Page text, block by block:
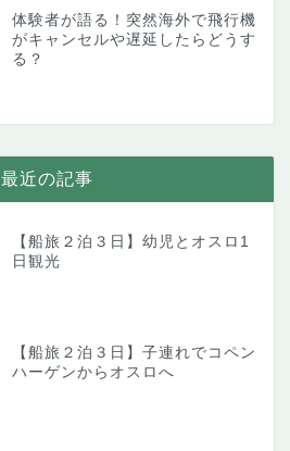
体験者が語る！突然海外で飛行機
がキャンセルや遅延したらどうす
る？
最近の記事
【船旅２泊３日】幼児とオスロ1
日観光
【船旅２泊３日】子連れでコペン
ハーゲンからオスロへ